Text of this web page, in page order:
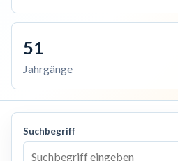
51
Jahrgänge
Suchbegriff